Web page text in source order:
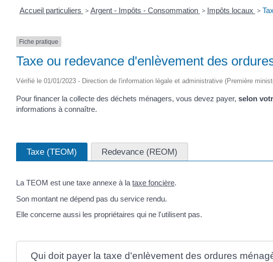
Accueil particuliers > Argent - Impôts - Consommation > Impôts locaux >
Fiche pratique
Taxe ou redevance d'enlèvement des
Vérifié le 01/01/2023 - Direction de l'information légale et administrative (Première
Pour financer la collecte des déchets ménagers, vous devez payer, selon
informations à connaître.
Taxe (TEOM) Redevance (REOM)
La TEOM est une taxe annexe à lataxe foncière.
Son montant ne dépend pas du service rendu.
Elle concerne aussi les propriétaires qui ne l'utilisent pas.
Qui doit payer la taxe d'enlèvement des ordures